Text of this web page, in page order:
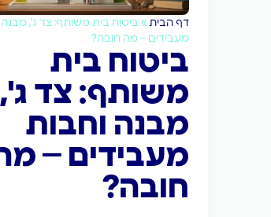
דף הבית » ביטוח בית משותף: צד ג', מבנה
מעבידים – מה חובה?
ביטוח בית
משותף: צד ג',
מבנה וחבות
מעבידים –
חובה?